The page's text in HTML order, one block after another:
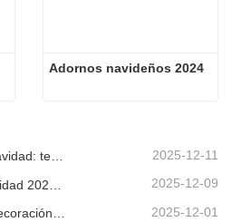
Adornos navideños 2024
Adornos para árboles de Navidad: tendencias del mercado, información sobre la cadena de suministro y guía de adquisiciones 2025 2025-12-11
2025-12-09
2025-12-01